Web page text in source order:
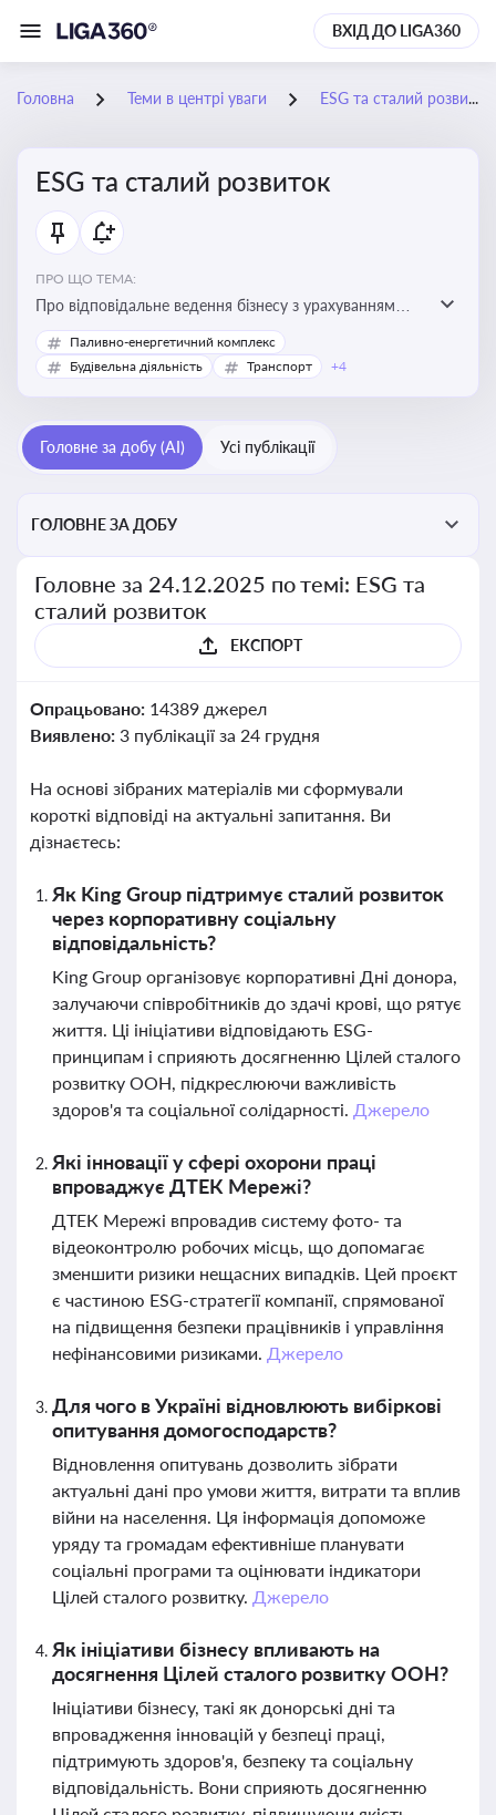
ВХІД ДО LIGA360
Головна Теми в центрі уваги ESG та сталий розвиток
ESG та сталий розвиток
ПРО ЩО ТЕМА:
Про відповідальне ведення бізнесу з урахуванням
екологічних, соціальних та управлінських факторів
для досягнення довгострокової сталості
Паливно-енергетичний комплекс
Будівельна діяльність
Транспорт +4
Головне за добу (AI) Усі публікації
ГОЛОВНЕ ЗА ДОБУ
Головне за 24.12.2025 по темі: ESG та
сталий розвиток
ЕКСПОРТ
Опрацьовано: 14389 джерел
Виявлено: 3 публікації за 24 грудня
На основі зібраних матеріалів ми сформували
короткі відповіді на актуальні запитання. Ви
дізнаєтесь:
Як King Group підтримує сталий розвиток
через корпоративну соціальну
відповідальність?
King Group організовує корпоративні Дні донора,
залучаючи співробітників до здачі крові, що рятує
життя. Ці ініціативи відповідають ESG-
принципам і сприяють досягненню Цілей сталого
розвитку ООН, підкреслюючи важливість
здоров'я та соціальної солідарності. Джерело
Які інновації у сфері охорони праці
впроваджує ДТЕК Мережі?
ДТЕК Мережі впровадив систему фото- та
відеоконтролю робочих місць, що допомагає
зменшити ризики нещасних випадків. Цей проєкт
є частиною ESG-стратегії компанії, спрямованої
на підвищення безпеки працівників і управління
нефінансовими ризиками. Джерело
Для чого в Україні відновлюють вибіркові
опитування домогосподарств?
Відновлення опитувань дозволить зібрати
актуальні дані про умови життя, витрати та вплив
війни на населення. Ця інформація допоможе
уряду та громадам ефективніше планувати
соціальні програми та оцінювати індикатори
Цілей сталого розвитку. Джерело
Як ініціативи бізнесу впливають на
досягнення Цілей сталого розвитку ООН?
Ініціативи бізнесу, такі як донорські дні та
впровадження інновацій у безпеці праці,
підтримують здоров'я, безпеку та соціальну
відповідальність. Вони сприяють досягненню